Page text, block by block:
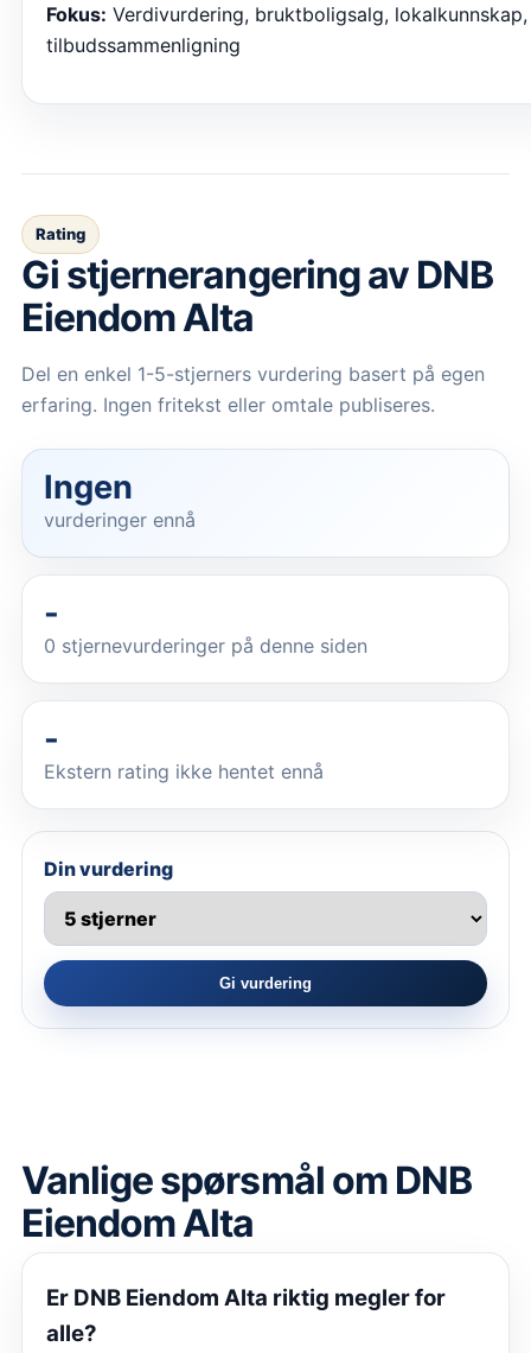
Fokus: Verdivurdering, bruktboligsalg, lokalkunnskap,
tilbudssammenligning
Rating
Gi stjernerangering av DNB
Eiendom Alta
Del en enkel 1-5-stjerners vurdering basert på egen
erfaring. Ingen fritekst eller omtale publiseres.
Ingen
vurderinger ennå
-
0 stjernevurderinger på denne siden
-
Ekstern rating ikke hentet ennå
Din vurdering
Gi vurdering
Vanlige spørsmål om DNB
Eiendom Alta
Er DNB Eiendom Alta riktig megler for
alle?